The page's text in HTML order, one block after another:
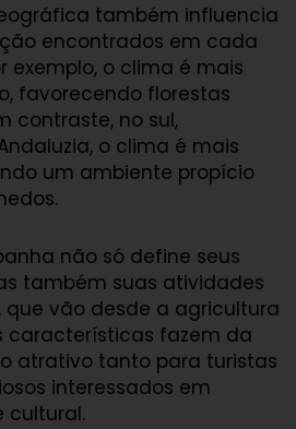
também influencia
encontrados em cada
exemplo, o clima é mais
favorecendo florestas
contraste, no sul,
o clima é mais
um ambiente propício
não só define seus
também suas atividades
que vão desde a agricultura
características fazem da
atrativo tanto para turistas
interessados em
cultural.